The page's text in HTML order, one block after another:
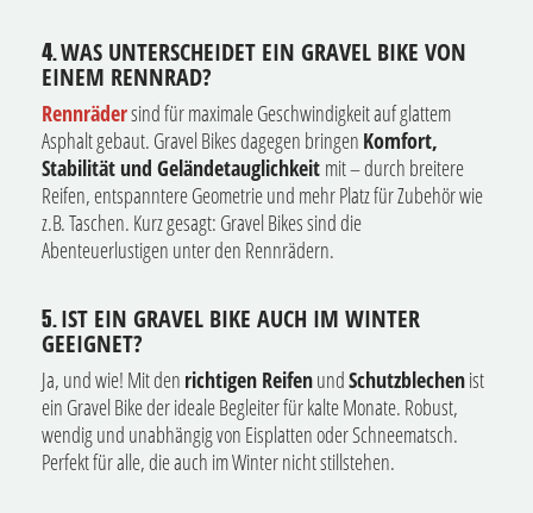
4.WAS UNTERSCHEIDET EIN GRAVEL BIKE VON
EINEM RENNRAD?
Rennrädersind für maximale Geschwindigkeit auf glattem
Asphalt gebaut. Gravel Bikes dagegen bringen Komfort,
Stabilität und Geländetauglichkeit mit – durch breitere
Reifen, entspanntere Geometrie und mehr Platz für Zubehör wie
z.B. Taschen. Kurz gesagt: Gravel Bikes sind die
Abenteuerlustigen unter den Rennrädern.
5. IST EIN GRAVEL BIKE AUCH IM WINTER
GEEIGNET?
Ja, und wie! Mit den richtigen ReifenundSchutzblechenist
ein Gravel Bike der ideale Begleiter für kalte Monate. Robust,
wendig und unabhängig von Eisplatten oder Schneematsch.
Perfekt für alle, die auch im Winter nicht stillstehen.